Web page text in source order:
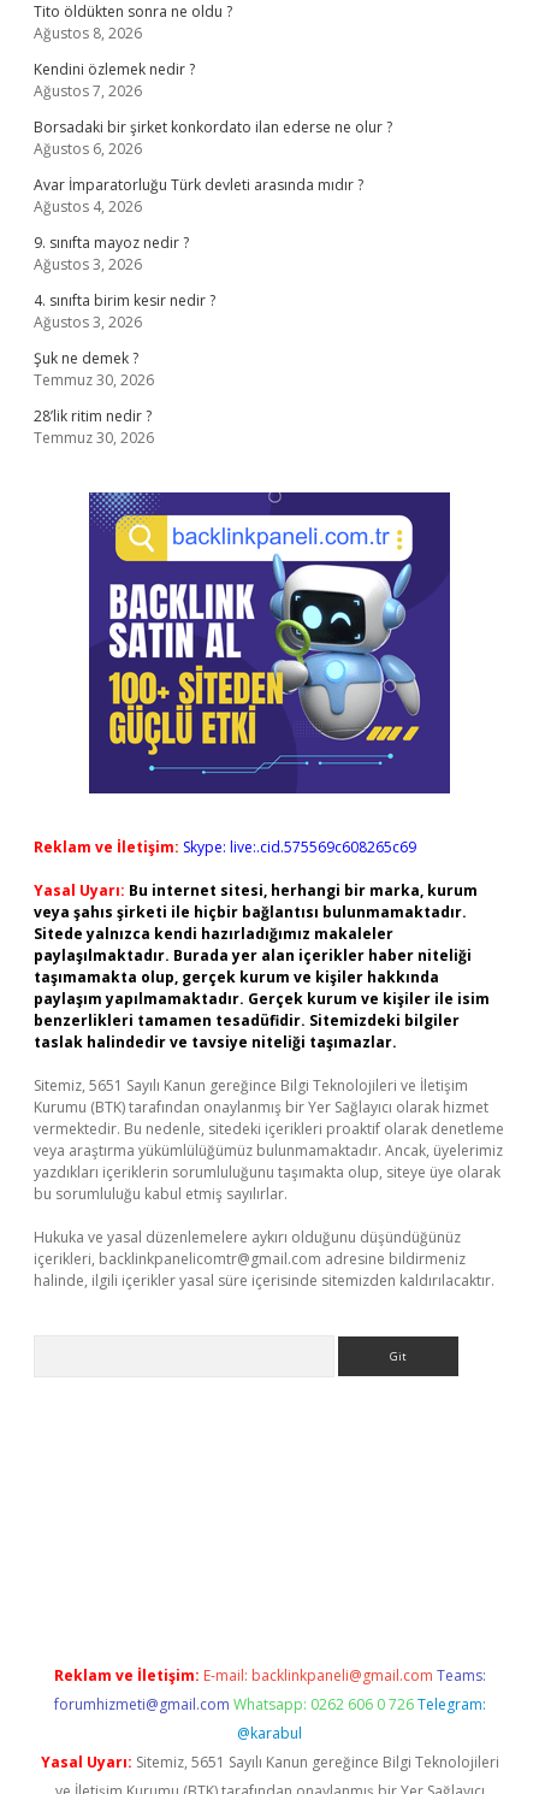
Tito öldükten sonra ne oldu ?
Ağustos 8, 2026
Kendini özlemek nedir ?
Ağustos 7, 2026
Borsadaki bir şirket konkordato ilan ederse ne olur ?
Ağustos 6, 2026
Avar İmparatorluğu Türk devleti arasında mıdır ?
Ağustos 4, 2026
9. sınıfta mayoz nedir ?
Ağustos 3, 2026
4. sınıfta birim kesir nedir ?
Ağustos 3, 2026
Şuk ne demek ?
Temmuz 30, 2026
28’lik ritim nedir ?
Temmuz 30, 2026
Reklam ve İletişim: Skype: live:.cid.575569c608265c69
Yasal Uyarı: Bu internet sitesi, herhangi bir marka, kurum
veya şahıs şirketi ile hiçbir bağlantısı bulunmamaktadır.
Sitede yalnızca kendi hazırladığımız makaleler
paylaşılmaktadır. Burada yer alan içerikler haber niteliği
taşımamakta olup, gerçek kurum ve kişiler hakkında
paylaşım yapılmamaktadır. Gerçek kurum ve kişiler ile isim
benzerlikleri tamamen tesadüfidir. Sitemizdeki bilgiler
taslak halindedir ve tavsiye niteliği taşımazlar.
Sitemiz, 5651 Sayılı Kanun gereğince Bilgi Teknolojileri ve İletişim
Kurumu (BTK) tarafından onaylanmış bir Yer Sağlayıcı olarak hizmet
vermektedir. Bu nedenle, sitedeki içerikleri proaktif olarak denetleme
veya araştırma yükümlülüğümüz bulunmamaktadır. Ancak, üyelerimiz
yazdıkları içeriklerin sorumluluğunu taşımakta olup, siteye üye olarak
bu sorumluluğu kabul etmiş sayılırlar.
Hukuka ve yasal düzenlemelere aykırı olduğunu düşündüğünüz
içerikleri, backlinkpanelicomtr@gmail.com adresine bildirmeniz
halinde, ilgili içerikler yasal süre içerisinde sitemizden kaldırılacaktır.
Reklam ve İletişim: E-mail: backlinkpaneli@gmail.com Teams:
forumhizmeti@gmail.com Whatsapp: 0262 606 0 726 Telegram:
@karabul
Yasal Uyarı: Sitemiz, 5651 Sayılı Kanun gereğince Bilgi Teknolojileri